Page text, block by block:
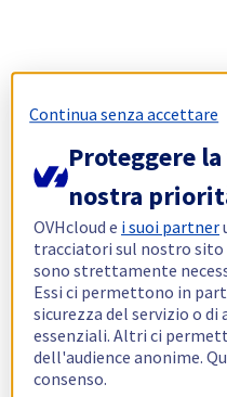
Continua senza accettare
Proteggere
nostra
OVHcloud e i suoi partner
tracciatori sul nostro
sono strettamente
Essi ci permettono in
sicurezza del servizio o
essenziali. Altri ci
dell'audience anonime.
consenso.